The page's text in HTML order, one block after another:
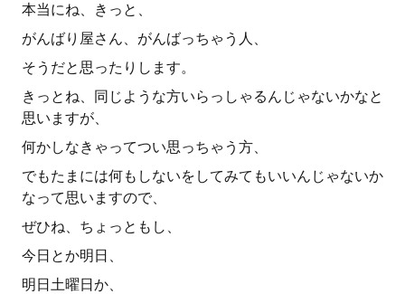
本当にね、きっと、
がんばり屋さん、がんばっちゃう人、
そうだと思ったりします。
きっとね、同じような方いらっしゃるんじゃないかなと
思いますが、
何かしなきゃってつい思っちゃう方、
でもたまには何もしないをしてみてもいいんじゃないか
なって思いますので、
ぜひね、ちょっともし、
今日とか明日、
明日土曜日か、